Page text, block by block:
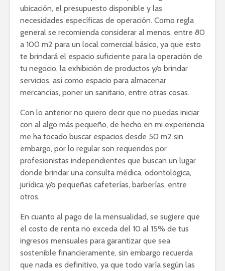
ubicación, el presupuesto disponible y las
necesidades específicas de operación. Como regla
general se recomienda considerar al menos, entre 80
a 100 m2 para un local comercial básico, ya que esto
te brindará el espacio suficiente para la operación de
tu negocio, la exhibición de productos y/o brindar
servicios, así como espacio para almacenar
mercancías, poner un sanitario, entre otras cosas.
Con lo anterior no quiero decir que no puedas iniciar
con al algo más pequeño, de hecho en mi experiencia
me ha tocado buscar espacios desde 50 m2 sin
embargo, por lo regular son requeridos por
profesionistas independientes que buscan un lugar
donde brindar una consulta médica, odontológica,
jurídica y/o pequeñas cafeterías, barberías, entre
otros.
En cuanto al pago de la mensualidad, se sugiere que
el costo de renta no exceda del 10 al 15% de tus
ingresos mensuales para garantizar que sea
sostenible financieramente, sin embargo recuerda
que nada es definitivo, ya que todo varía según las